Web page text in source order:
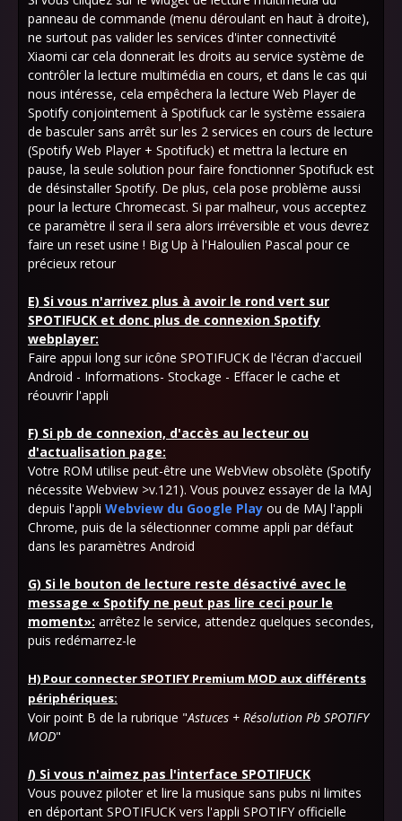
panneau de commande (menu déroulant en haut à droite),
ne surtout pas valider les services d'inter connectivité
Xiaomi car cela donnerait les droits au service système de
contrôler la lecture multimédia en cours, et dans le cas qui
nous intéresse, cela empêchera la lecture Web Player de
Spotify conjointement à Spotifuck car le système essaiera
de basculer sans arrêt sur les 2 services en cours de lecture
(Spotify Web Player + Spotifuck) et mettra la lecture en
pause, la seule solution pour faire fonctionner Spotifuck est
de désinstaller Spotify. De plus, cela pose problème aussi
pour la lecture Chromecast. Si par malheur, vous acceptez
ce paramètre il sera il sera alors irréversible et vous devrez
faire un reset usine ! Big Up à l'Haloulien Pascal pour ce
précieux retour
E) Si vous n'arrivez plus à avoir le rond vert sur
SPOTIFUCK et donc plus de connexion Spotify
webplayer:
Faire appui long sur icône SPOTIFUCK de l'écran d'accueil
Android - Informations- Stockage - Effacer le cache et
réouvrir l'appli
F) Si pb de connexion, d'accès au lecteur ou
d'actualisation page:
Votre ROM utilise peut-être une WebView obsolète (Spotify
nécessite Webview >v.121). Vous pouvez essayer de la MAJ
depuis l'appli Webview du Google Play ou de MAJ l'appli
Chrome, puis de la sélectionner comme appli par défaut
dans les paramètres Android
G) Si le bouton de lecture reste désactivé avec le
message « Spotify ne peut pas lire ceci pour le
moment»: arrêtez le service, attendez quelques secondes,
puis redémarrez-le
H) Pour connecter SPOTIFY Premium MOD aux différents
périphériques:
Voir point B de la rubrique "Astuces + Résolution Pb SPOTIFY
MOD"
I) Si vous n'aimez pas l'interface SPOTIFUCK
Vous pouvez piloter et lire la musique sans pubs ni limites
en déportant SPOTIFUCK vers l'appli SPOTIFY officielle